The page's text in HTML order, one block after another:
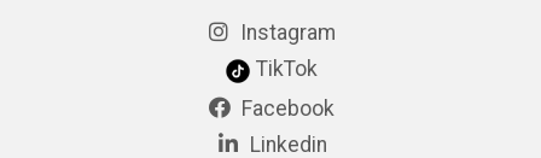
Instagram
TikTok
Facebook
Linkedin